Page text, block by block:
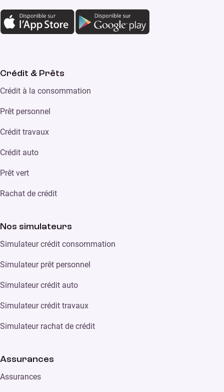
Crédit & Prêts
Crédit à la consommation
Prêt personnel
Crédit travaux
Crédit auto
Prêt vert
Rachat de crédit
Nos simulateurs
Simulateur crédit consommation
Simulateur prêt personnel
Simulateur crédit auto
Simulateur crédit travaux
Simulateur rachat de crédit
Assurances
Assurances